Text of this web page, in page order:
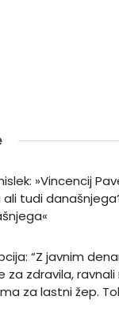
»Vincencij
tudi
“Z javnim
za zdravila,
za lastni žep.